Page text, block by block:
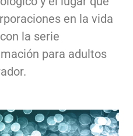
en la vida
la serie
para adultos